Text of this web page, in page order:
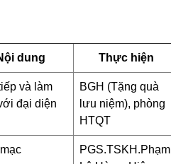
dung Thực hiện
và làm
đại diện
BGH (Tặng quà
lưu niệm), phòng
HTQT
PGS.TSKH.Phạm